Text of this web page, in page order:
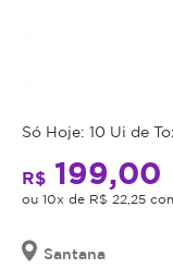
Só Hoje: 10 Ui de
R$ 199,00
ou 10x de R$ 22,25
Santana